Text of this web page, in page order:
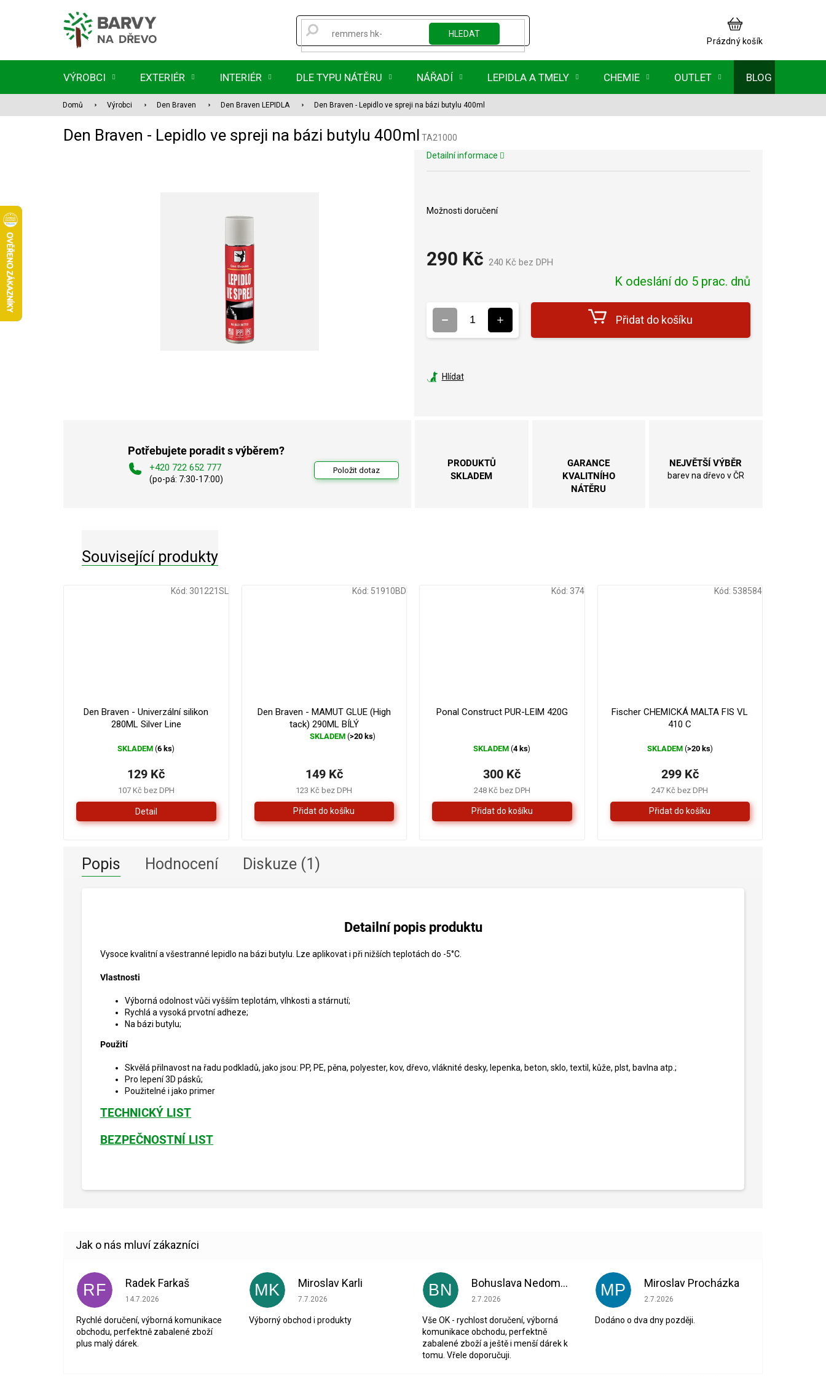
HLEDAT
NÁKUPNÍ
KOŠÍK
Prázdný košík
VÝROBCI EXTERIÉR INTERIÉR DLE TYPU NÁTĚRU NÁŘADÍ LEPIDLA A TMELY CHEMIE OUTLET BLOG
Domů Výrobci Den Braven Den Braven LEPIDLA Den Braven - Lepidlo ve spreji na bázi butylu 400ml
Den Braven - Lepidlo ve spreji na bázi butylu 400ml TA21000
290 Kč 240 Kč bez DPH
K odeslání do 5 prac. dnů
Možnosti doručení
Přidat do košíku
Detailní informace
Hlídat
Potřebujete poradit s výběrem?
+420 722 652 777
(po-pá: 7:30-17:00)
Položit dotaz
PRODUKTŮ
SKLADEM
GARANCE
KVALITNÍHO
NÁTĚRU
NEJVĚTŠÍ VÝBĚR
barev na dřevo v ČR
Související produkty
Den Braven - Univerzální silikon
280ML Silver Line
SKLADEM(6 ks)
107 Kč bez DPH
129 Kč
Detail
Kód: 301221SL
Den Braven - MAMUT GLUE (High
tack) 290ML BÍLÝ
Průměrné
z
hvězdiček.
SKLADEM (>20 ks)
123 Kč bez DPH
149 Kč
Kód: 51910BD
Ponal Construct PUR-LEIM 420G
SKLADEM(4 ks)
248 Kč bez DPH
300 Kč
Kód: 374
Fischer CHEMICKÁ MALTA FIS VL
410 C
SKLADEM (>20 ks)
247 Kč bez DPH
299 Kč
Kód: 538584
Popis Hodnocení Diskuze (1)
Detailní popis produktu
Vysoce kvalitní a všestranné lepidlo na bázi butylu. Lze aplikovat i při nižších teplotách do -5°C.
Vlastnosti
Výborná odolnost vůči vyšším teplotám, vlhkosti a stárnutí;
Rychlá a vysoká prvotní adheze;
Na bázi butylu;
Použití
Skvělá přilnavost na řadu podkladů, jako jsou: PP, PE, pěna, polyester, kov, dřevo, vláknité desky, lepenka, beton, sklo, textil, kůže, plst, bavlna atp.;
Pro lepení 3D pásků;
Použitelné i jako primer
TECHNICKÝ LIST
BEZPEČNOSTNÍ LIST
RF Radek Farkaš
Hodnocení obchodu je 5 z 5 hvězdiček.
14.7.2026
Rychlé doručení, výborná komunikace
obchodu, perfektně zabalené zboží
plus malý dárek.
MK Miroslav Karli
Hodnocení obchodu je 5 z 5 hvězdiček.
7.7.2026
Výborný obchod i produkty
BN Bohuslava Nedomová
Hodnocení obchodu je 5 z 5 hvězdiček.
2.7.2026
Vše OK - rychlost doručení, výborná
komunikace obchodu, perfektně
zabalené zboží a ještě i menší dárek k
tomu. Vřele doporučuji.
MP Miroslav Procházka
Hodnocení obchodu je 1 z 5 hvězdiček.
2.7.2026
Dodáno o dva dny později.